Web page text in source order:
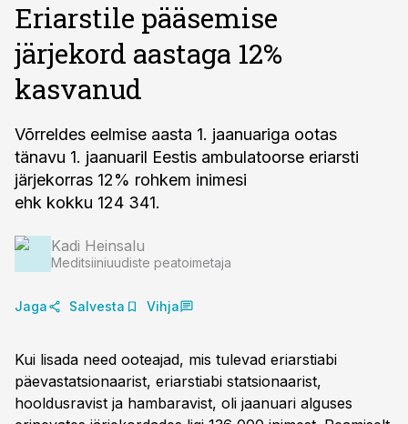
Eriarstile pääsemise
järjekord aastaga 12%
kasvanud
Võrreldes eelmise aasta 1. jaanuariga ootas
tänavu 1. jaanuaril Eestis ambulatoorse eriarsti
järjekorras 12% rohkem inimesi
ehk kokku 124 341.
Kadi Heinsalu
Meditsiiniuudiste peatoimetaja
Jaga Salvesta Vihja
Kui lisada need ooteajad, mis tulevad eriarstiabi
päevastatsionaarist, eriarstiabi statsionaarist,
hooldusravist ja hambaravist, oli jaanuari alguses